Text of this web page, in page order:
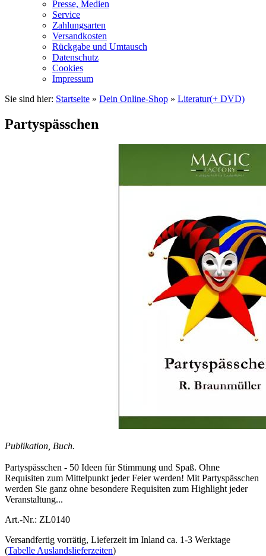
Presse, Medien
Service
Zahlungsarten
Versandkosten
Rückgabe und Umtausch
Datenschutz
Cookies
Impressum
Sie sind hier: Startseite » Dein Online-Shop » Literatur(+ DVD)
Partyspässchen
Publikation, Buch.
Partyspässchen - 50 Ideen für Stimmung und Spaß. Ohne
Requisiten zum Mittelpunkt jeder Feier werden! Mit Partyspässchen
werden Sie ganz ohne besondere Requisiten zum Highlight jeder
Veranstaltung...
Art.-Nr.: ZL0140
Versandfertig vorrätig, Lieferzeit im Inland ca. 1-3 Werktage
(Tabelle Auslandslieferzeiten)